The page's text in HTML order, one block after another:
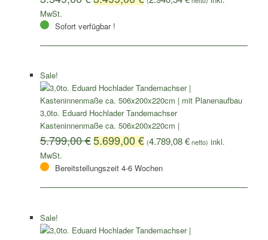
Sofort verfügbar !
Sale!
3,0to. Eduard Hochlader Tandemachser
Kasteninnenmaße ca. 506x200x220cm |
5.799,00€5.699,00€ (4.789,08€netto)
Bereitstellungszeit 4-6 Wochen
Sale!